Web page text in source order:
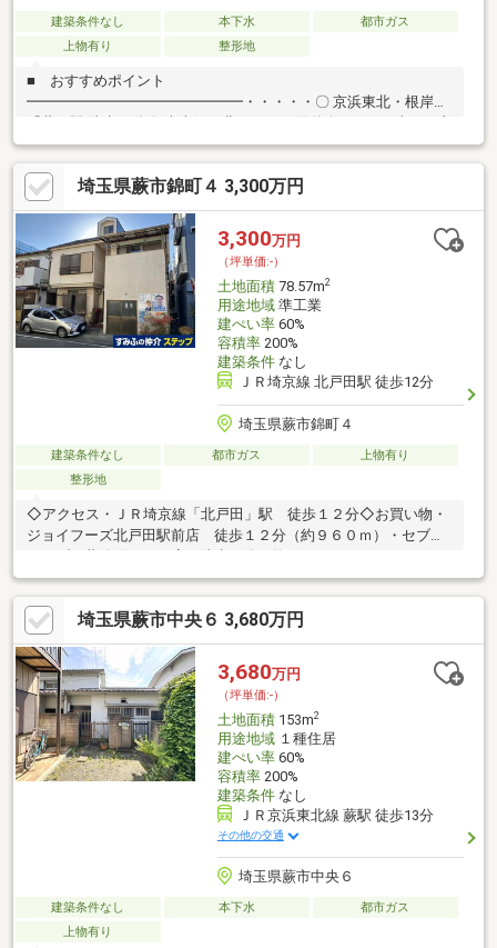
建築条件なし 本下水
都市ガス
上物有り
整形地
■ おすすめポイント
━━━━━━━━━━━━━━━・・・・・〇 京浜東北・根岸線
好〇 建築条件付き売地ではございません。 お好きなハウスメー
カーで建築いただけます。〇 整形地
埼玉県蕨市錦町４ 3,300万円
3,300万円
（坪単価:-）
土地面積78.57m2
用途地域準工業
建ぺい率60%
容積率200%
建築条件なし
ＪＲ埼京線 北戸田駅 徒歩12分
埼玉県蕨市錦町４
建築条件なし 都市ガス
上物有り
整形地
◇アクセス・ＪＲ埼京線「北戸田」駅 徒歩１２分◇お買い物・
ジョイフーズ北戸田駅前店 徒歩１２分（約９６０ｍ）・セブン
トアセキ北戸田店 徒歩１１分（約８１０ｍ）・スーパービバホ
ーム・ヤオコー蕨錦町店 徒歩１６分（約１２５０ｍ）◇教育機
関・蕨市立西小学校 徒歩１０分（約７６０ｍ）・蕨市立第二中
学校 徒歩１１分（約８７０ｍ）・早蕨幼稚園 徒歩７分（約５
２０ｍ）◇その他・富士見公園 徒歩８分（約６２０ｍ）
埼玉県蕨市中央６ 3,680万円
3,680万円
（坪単価:-）
土地面積153m2
用途地域１種住居
建ぺい率60%
容積率200%
建築条件なし
ＪＲ京浜東北線 蕨駅 徒歩13分
その他の交通
埼玉県蕨市中央６
建築条件なし 本下水
都市ガス
上物有り